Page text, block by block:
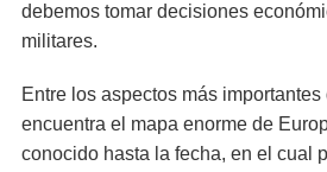
debemos tomar decisiones
militares.
Entre los aspectos más
encuentra el mapa enorme de
conocido hasta la fecha, en el cual